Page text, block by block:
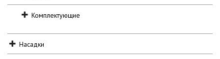
Комплектующие
Насадки